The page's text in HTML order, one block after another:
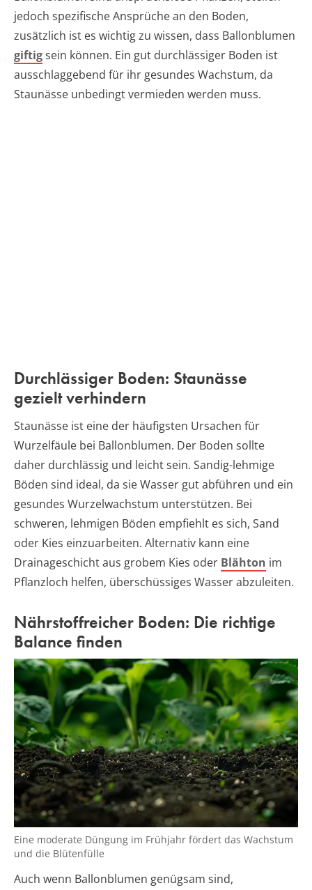
jedoch spezifische Ansprüche an den Boden,
zusätzlich ist es wichtig zu wissen, dass Ballonblumen
giftigsein können. Ein gut durchlässiger Boden ist
ausschlaggebend für ihr gesundes Wachstum, da
Staunässe unbedingt vermieden werden muss.
Durchlässiger Boden: Staunässe
gezielt verhindern
Staunässe ist eine der häufigsten Ursachen für
Wurzelfäule bei Ballonblumen. Der Boden sollte
daher durchlässig und leicht sein. Sandig-lehmige
Böden sind ideal, da sie Wasser gut abführen und ein
gesundes Wurzelwachstum unterstützen. Bei
schweren, lehmigen Böden empfiehlt es sich, Sand
oder Kies einzuarbeiten. Alternativ kann eine
Drainageschicht aus grobem Kies oder Blähton im
Pflanzloch helfen, überschüssiges Wasser abzuleiten.
Nährstoffreicher Boden: Die richtige
Balance finden
Eine moderate Düngung im Frühjahr fördert das Wachstum
und die Blütenfülle
Auch wenn Ballonblumen genügsam sind,